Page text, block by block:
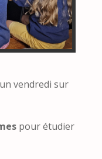
vendredi sur
pour étudier